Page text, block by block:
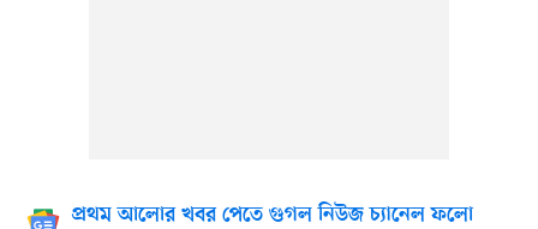
প্রথম আলোর খবর পেতে গুগল নিউজ চ্যানেল ফলো